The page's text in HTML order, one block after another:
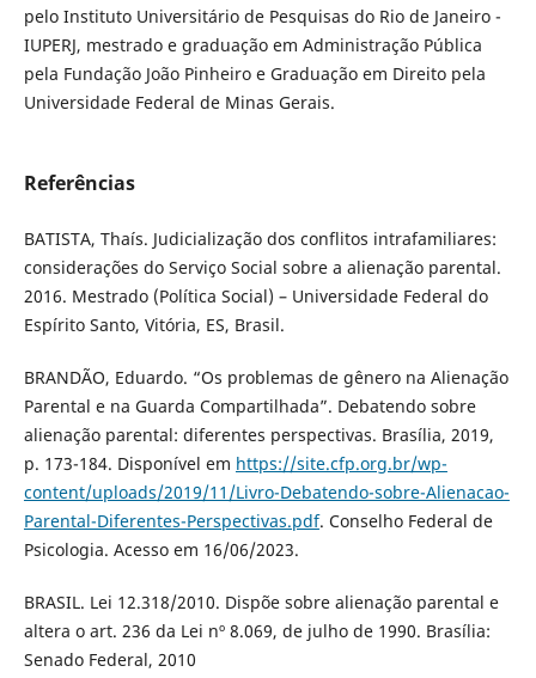
pelo Instituto Universitário de Pesquisas do Rio de Janeiro -
IUPERJ, mestrado e graduação em Administração Pública
pela Fundação João Pinheiro e Graduação em Direito pela
Universidade Federal de Minas Gerais.
Referências
BATISTA, Thaís. Judicialização dos conflitos intrafamiliares:
considerações do Serviço Social sobre a alienação parental.
2016. Mestrado (Política Social) – Universidade Federal do
Espírito Santo, Vitória, ES, Brasil.
BRANDÃO, Eduardo. “Os problemas de gênero na Alienação
Parental e na Guarda Compartilhada”. Debatendo sobre
alienação parental: diferentes perspectivas. Brasília, 2019,
p. 173-184. Disponível em https://site.cfp.org.br/wp-
content/uploads/2019/11/Livro-Debatendo-sobre-Alienacao-
Parental-Diferentes-Perspectivas.pdf. Conselho Federal de
Psicologia. Acesso em 16/06/2023.
BRASIL. Lei 12.318/2010. Dispõe sobre alienação parental e
altera o art. 236 da Lei nº 8.069, de julho de 1990. Brasília:
Senado Federal, 2010